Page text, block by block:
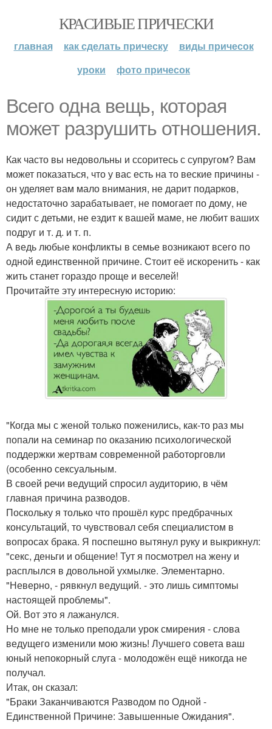
КРАСИВЫЕ ПРИЧЕСКИ
главная как сделать прическу
виды причесок
уроки
фото причесок
Всего одна вещь, которая
может разрушить отношения.
Как часто вы недовольны и ссоритесь с супругом? Вам
может показаться, что у вас есть на то веские причины -
он уделяет вам мало внимания, не дарит подарков,
недостаточно зарабатывает, не помогает по дому, не
сидит с детьми, не ездит к вашей маме, не любит ваших
подруг и т. д. и т. п.
А ведь любые конфликты в семье возникают всего по
одной единственной причине. Стоит её искоренить - как
жить станет гораздо проще и веселей!
Прочитайте эту интересную историю:
"Когда мы с женой только поженились, как-то раз мы
попали на семинар по оказанию психологической
поддержки жертвам современной работорговли
(особенно сексуальным.
В своей речи ведущий спросил аудиторию, в чём
главная причина разводов.
Поскольку я только что прошёл курс предбрачных
консультаций, то чувствовал себя специалистом в
вопросах брака. Я поспешно вытянул руку и выкрикнул:
"секс, деньги и общение! Тут я посмотрел на жену и
расплылся в довольной ухмылке. Элементарно.
"Неверно, - рявкнул ведущий. - это лишь симптомы
настоящей проблемы".
Ой. Вот это я лажанулся.
Но мне не только преподали урок смирения - слова
ведущего изменили мою жизнь! Лучшего совета ваш
юный непокорный слуга - молодожён ещё никогда не
получал.
Итак, он сказал:
"Браки Заканчиваются Разводом по Одной -
Единственной Причине: Завышенные Ожидания".